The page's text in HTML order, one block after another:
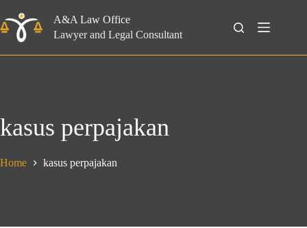
to
content
A&A Law Office
Lawyer and Legal Consultant
Search
kasus perpajakan
Home kasus perpajakan